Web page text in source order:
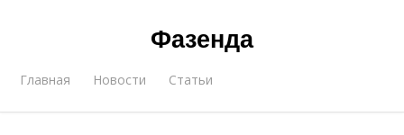
Фазенда
Главная Новости Статьи